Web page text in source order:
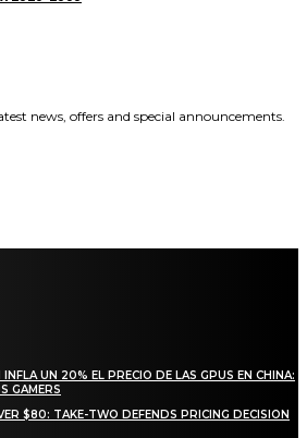
news, offers and special announcements.
UN 20% EL PRECIO DE LAS GPUS EN CHINA:
GAMERS
$80: TAKE-TWO DEFENDS PRICING DECISION